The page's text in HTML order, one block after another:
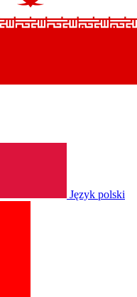
Język polski